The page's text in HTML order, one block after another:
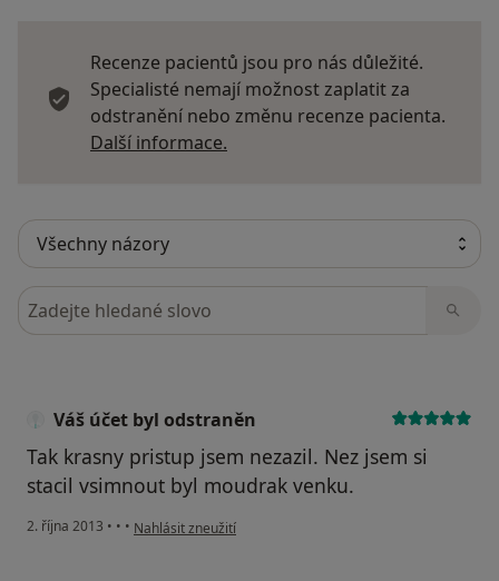
Recenze pacientů jsou pro nás důležité.
Specialisté nemají možnost zaplatit za
odstranění nebo změnu recenze pacienta.
Další informace.
Hledejte v názorech
Váš účet byl odstraněn
Tak krasny pristup jsem nezazil. Nez jsem si
stacil vsimnout byl moudrak venku.
2. října 2013 • • • podle názoru uživatele Váš účet byl odstraněn
Nahlásit zneužití